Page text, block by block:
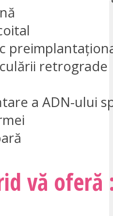
retrograde
a ADN-ului
vă oferă